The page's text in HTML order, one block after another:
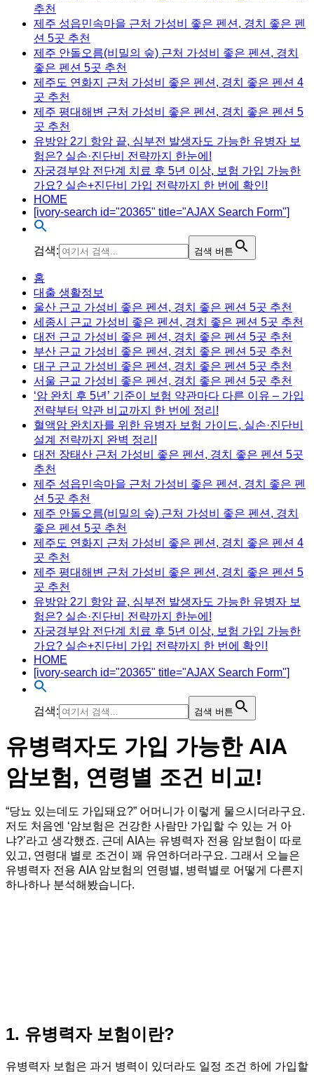
추천
제주 성읍민속마을 근처 가성비 좋은 펜션, 경치 좋은 펜
션 5곳 추천
제주 안돌오름(비밀의 숲) 근처 가성비 좋은 펜션, 경치
좋은 펜션 5곳 추천
제주도 연화지 근처 가성비 좋은 펜션, 경치 좋은 펜션 4
곳 추천
제주 평대해변 근처 가성비 좋은 펜션, 경치 좋은 펜션 5
곳 추천
유방암 2기 항암 끝, 심부전 발생자도 가능한 유병자 보
험은? 실손·진단비 전략까지 한눈에!
자궁경부암 전단계 치료 후 5년 이상, 보험 가입 가능한
가요? 실손+진단비 가입 전략까지 한 번에 확인!
HOME
[ivory-search id="20365" title="AJAX Search Form"]
검색: 검색 버튼
Menu
홈
대출 생활정보
울산 근교 가성비 좋은 펜션, 경치 좋은 펜션 5곳 추천
세종시 근교 가성비 좋은 펜션, 경치 좋은 펜션 5곳 추천
대전 근교 가성비 좋은 펜션, 경치 좋은 펜션 5곳 추천
부산 근교 가성비 좋은 펜션, 경치 좋은 펜션 5곳 추천
대구 근교 가성비 좋은 펜션, 경치 좋은 펜션 5곳 추천
서울 근교 가성비 좋은 펜션, 경치 좋은 펜션 5곳 추천
‘암 완치 후 5년’ 기준이 보험 약관마다 다른 이유 – 가입
전략부터 약관 비교까지 한 번에 정리!
혈액암 완치자를 위한 유병자 보험 가이드, 실손·진단비
설계 전략까지 완벽 정리!
대전 장태산 근처 가성비 좋은 펜션, 경치 좋은 펜션 5곳
추천
제주 성읍민속마을 근처 가성비 좋은 펜션, 경치 좋은 펜
션 5곳 추천
제주 안돌오름(비밀의 숲) 근처 가성비 좋은 펜션, 경치
좋은 펜션 5곳 추천
제주도 연화지 근처 가성비 좋은 펜션, 경치 좋은 펜션 4
곳 추천
제주 평대해변 근처 가성비 좋은 펜션, 경치 좋은 펜션 5
곳 추천
유방암 2기 항암 끝, 심부전 발생자도 가능한 유병자 보
험은? 실손·진단비 전략까지 한눈에!
자궁경부암 전단계 치료 후 5년 이상, 보험 가입 가능한
가요? 실손+진단비 가입 전략까지 한 번에 확인!
HOME
[ivory-search id="20365" title="AJAX Search Form"]
검색: 검색 버튼
유병력자도 가입 가능한 AIA
암보험, 연령별 조건 비교!
“당뇨 있는데도 가입돼요?” 어머니가 이렇게 물으시더라구요.
저도 처음엔 ‘암보험은 건강한 사람만 가입할 수 있는 거 아
냐?’라고 생각했죠. 근데 AIA는 유병력자 전용 암보험이 따로
있고, 연령대 별로 조건이 꽤 유연하더라구요. 그래서 오늘은
유병력자 전용 AIA 암보험의 연령별, 병력별로 어떻게 다른지
하나하나 분석해봤습니다.
1. 유병력자 보험이란?
유병력자 보험은 과거 병력이 있더라도 일정 조건 하에 가입할